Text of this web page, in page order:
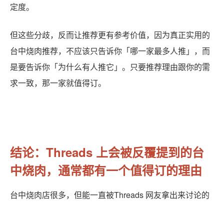
定度。
但这些分歧，反而让推荐更有参考价值，因为真正实用的
台中烧肉推荐，不应该只告诉你「哪一家最多人推」，而
是要告诉你「为什么有人推它」。只要推荐理由跟你的需
求一致，那一家就值得订。
结论：Threads 上会被反覆提到的台
中烧肉，通常都有一个值得订的理由
台中烧肉店很多，但能一直被Threads 网友拿出来讨论的